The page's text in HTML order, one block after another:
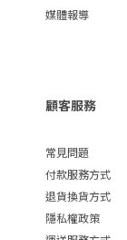
媒體報導
顧客服務
常見問題
付款服務方式
退貨換貨方式
隱私權政策